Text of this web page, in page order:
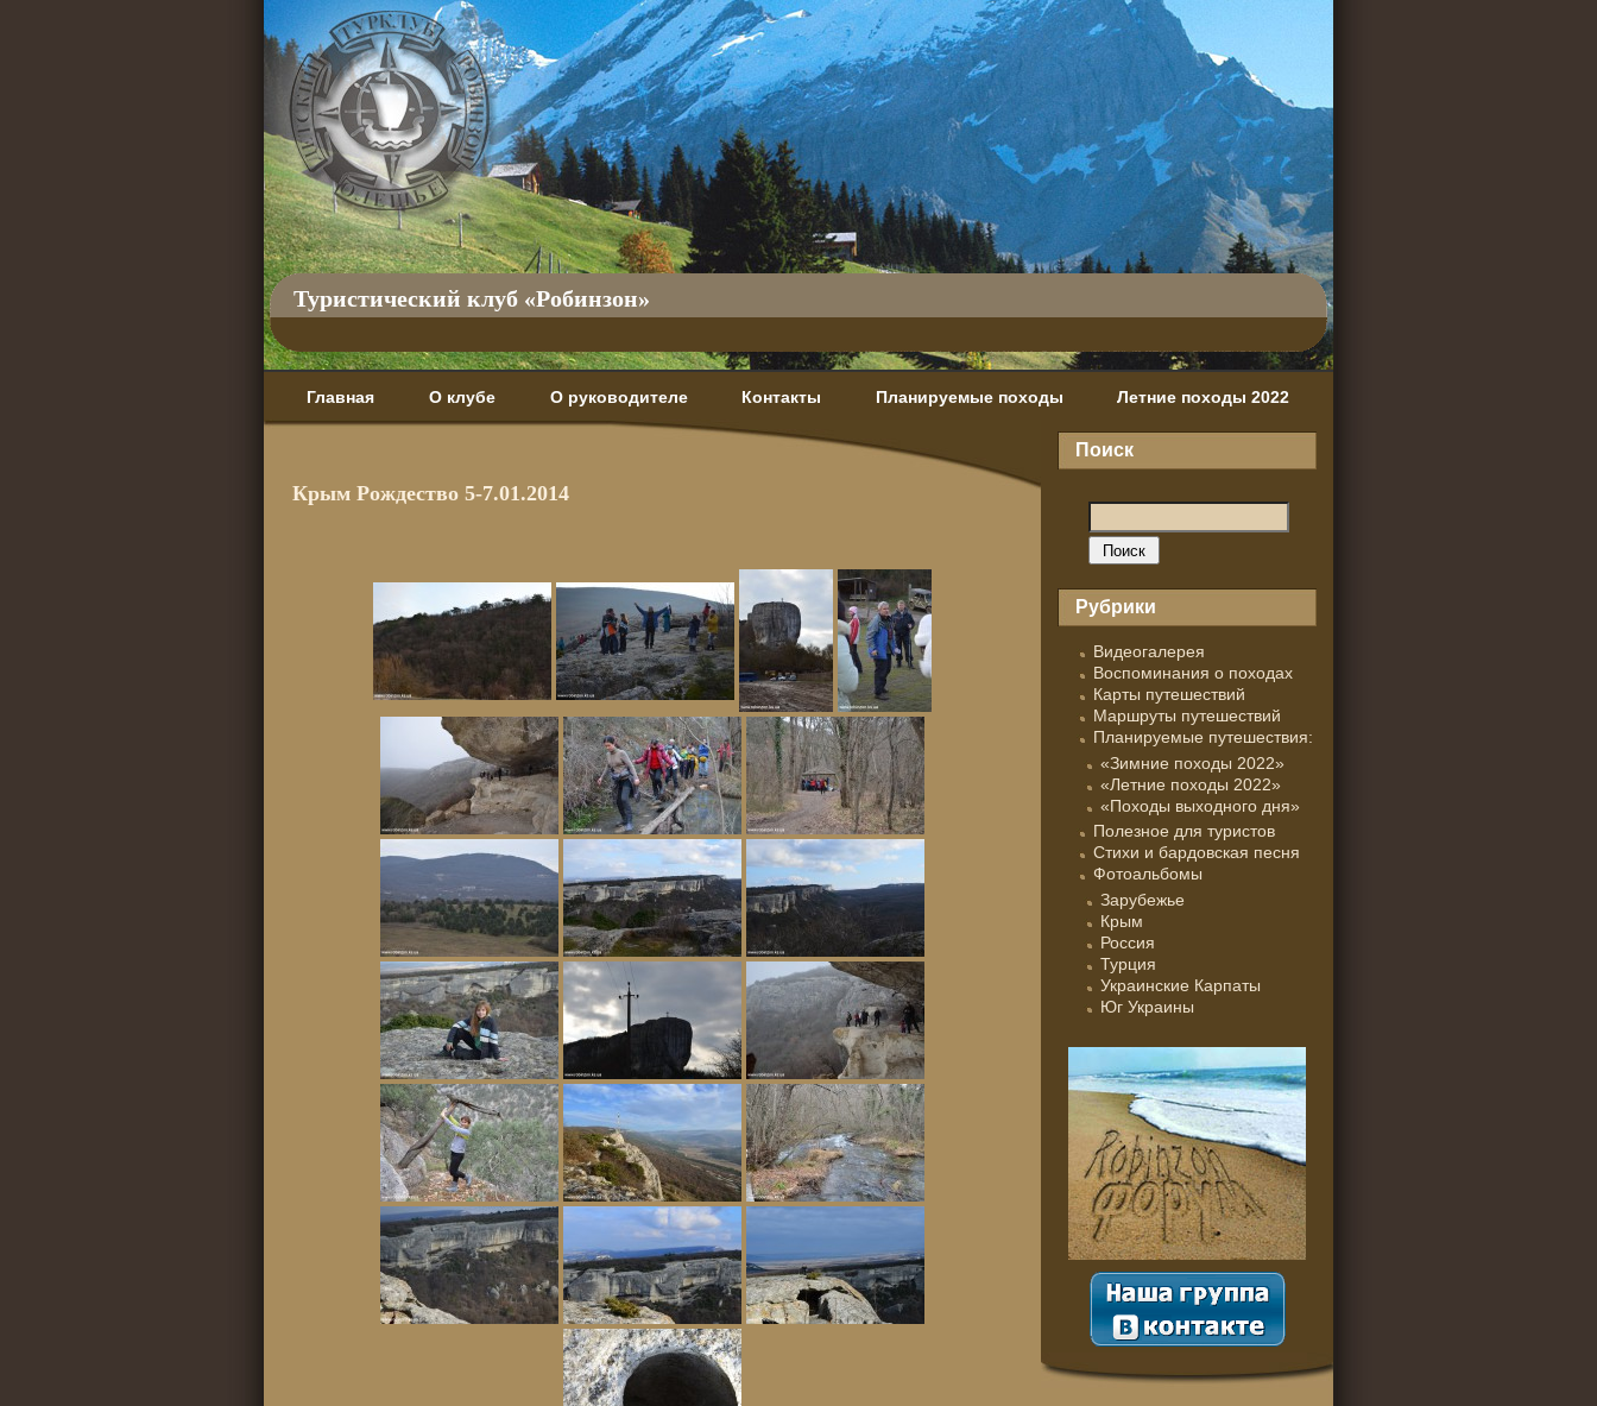
Туристический клуб «Робинзон»
Главная О клубе О руководителе Контакты Планируемые походы Летние походы 2022
Крым Рождество 5-7.01.2014
Поиск
Рубрики
Видеогалерея
Воспоминания о походах
Карты путешествий
Маршруты путешествий
Планируемые путешествия:
«Зимние походы 2022»
«Летние походы 2022»
«Походы выходного дня»
Полезное для туристов
Стихи и бардовская песня
Фотоальбомы
Зарубежье
Крым
Россия
Турция
Украинские Карпаты
Юг Украины